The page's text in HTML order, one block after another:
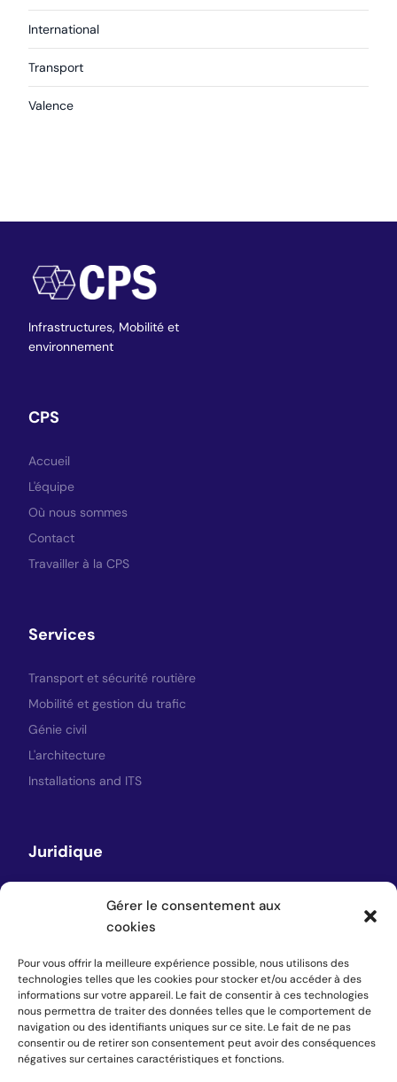
Gérer le consentement aux
cookies
Pour vous offrir la meilleure expérience possible, nous utilisons des
technologies telles que les cookies pour stocker et/ou accéder à des
informations sur votre appareil. Le fait de consentir à ces technologies
nous permettra de traiter des données telles que le comportement de
navigation ou des identifiants uniques sur ce site. Le fait de ne pas
consentir ou de retirer son consentement peut avoir des conséquences
négatives sur certaines caractéristiques et fonctions.
International
Transport
Valence
Infrastructures, Mobilité et
environnement
CPS
Accueil
L'équipe
Où nous sommes
Contact
Travailler à la CPS
Services
Transport et sécurité routière
Mobilité et gestion du trafic
Génie civil
L'architecture
Installations and ITS
Juridique
Politique de confidentialité
Suivez-nous
LinkedIn